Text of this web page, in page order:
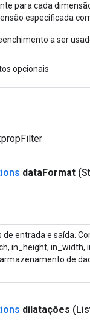
para cada
especificada
a ser
opcionais
dataFormat
entrada e saída.
in_height,
de
dilatações